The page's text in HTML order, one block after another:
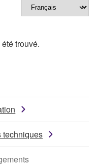
trouvé.
techniques